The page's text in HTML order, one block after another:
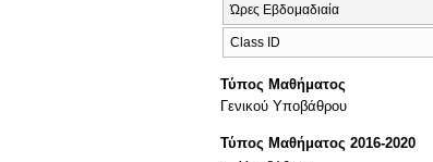
Ώρες Εβδομαδιαία
Class ID
Τύπος Μαθήματος
Γενικού Υποβάθρου
Τύπος Μαθήματος 2016-2020